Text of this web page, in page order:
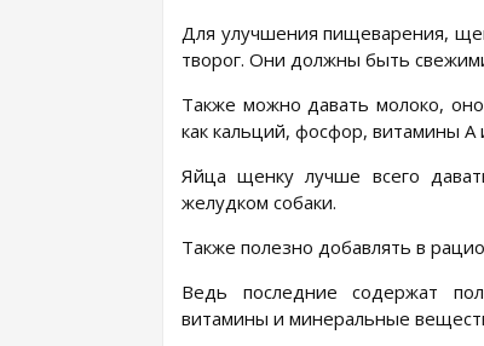
Для улучшения пищеварения,
творог. Они должны быть
Также можно давать молоко,
как кальций, фосфор, витамины А
Яйца щенку лучше всего
желудком собаки.
Также полезно добавлять в
Ведь последние содержат
витамины и минеральные